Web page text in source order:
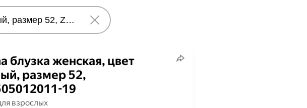
блузка женская, цвет
размер 52,
19
взрослых